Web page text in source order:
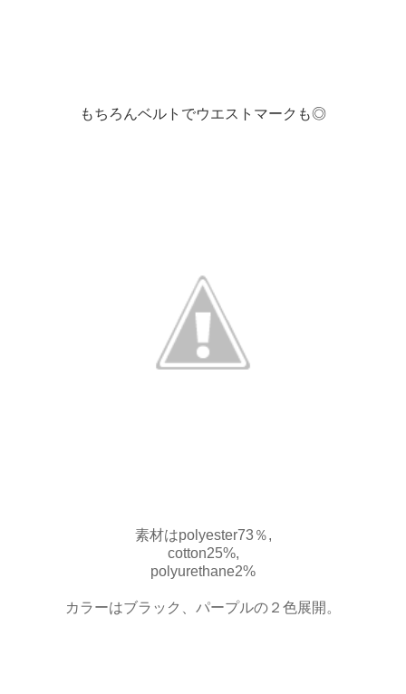
もちろんベルトでウエストマークも◎
素材はpolyester73％,
cotton25%,
polyurethane2%
カラーはブラック、パープルの２色展開。